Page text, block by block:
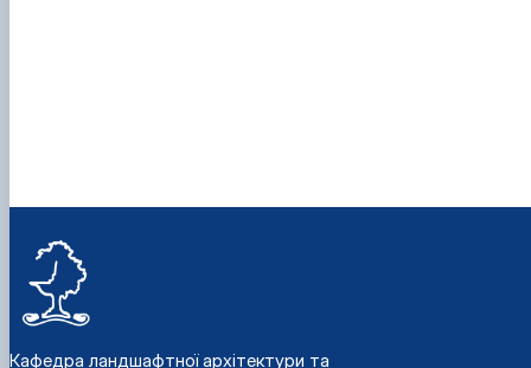
Кафедра ландшафтної архітектури та